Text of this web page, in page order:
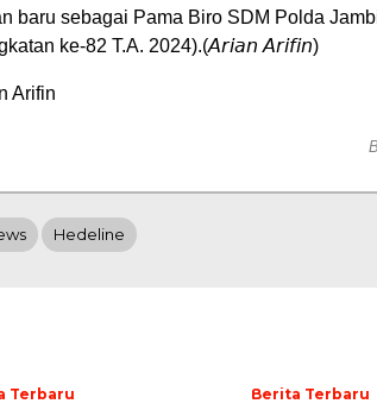
baru sebagai Pama Biro SDM Polda
ke-82 T.A. 2024).(𝘈𝘳𝘪𝘢𝘯 𝘈𝘳𝘪𝘧𝘪𝘯)
Arifin
Hedeline
Terbaru Berita Terbaru